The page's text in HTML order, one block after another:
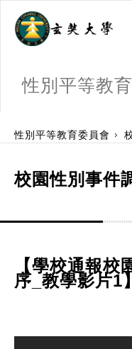
性別平等教
性別平等教育委員會
校園性別事件
【學校通報
序_教學影片1